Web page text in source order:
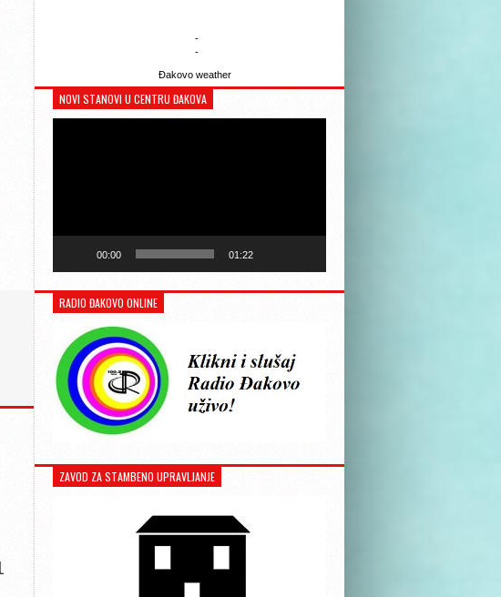
-
-
Đakovo weather
NOVI STANOVI U CENTRU ĐAKOVA
00:00 01:22
RADIO ĐAKOVO ONLINE
ZAVOD ZA STAMBENO UPRAVLJANJE